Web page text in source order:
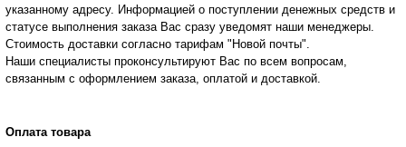
указанному адресу. Информацией о поступлении денежных средств и
статусе выполнения заказа Вас сразу уведомят наши менеджеры.
Стоимость доставки согласно тарифам "Новой почты".
Наши специалисты проконсультируют Вас по всем вопросам,
связанным с оформлением заказа, оплатой и доставкой.
Оплата товара